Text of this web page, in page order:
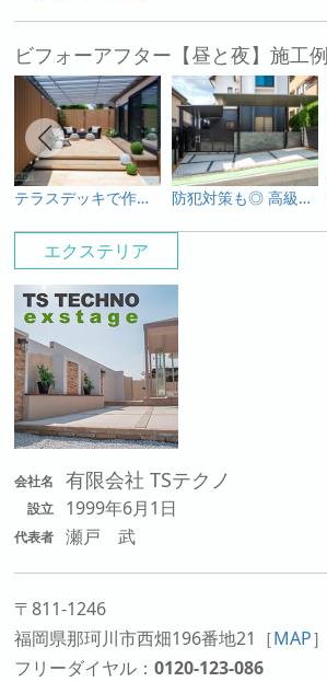
エクステリア
会社名 有限会社 TSテクノ
設立 1999年6月1日
代表者 瀬戸 武
〒811-1246
福岡県那珂川市西畑196番地21 ［MAP］
フリーダイヤル：0120-123-086
ビフォーアフター【昼と夜】施工
テラスデッキで作る、くつろぎのお庭空間 防犯対策も◎ 高級感ある外構リフォーム